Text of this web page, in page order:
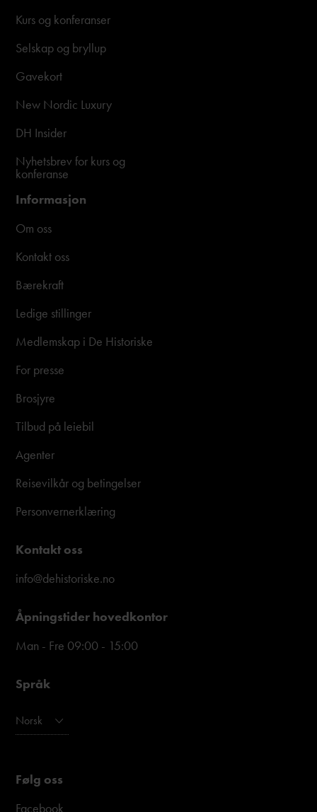
Kurs og konferanser
Selskap og bryllup
Gavekort
New Nordic Luxury
DH Insider
Nyhetsbrev for kurs og
konferanse
Informasjon
Om oss
Kontakt oss
Bærekraft
Ledige stillinger
Medlemskap i De Historiske
For presse
Brosjyre
Tilbud på leiebil
Agenter
Reisevilkår og betingelser
Personvernerklæring
Kontakt oss
info@dehistoriske.no
Åpningstider hovedkontor
Man - Fre 09:00 - 15:00
Språk
Norsk
Følg oss
Facebook